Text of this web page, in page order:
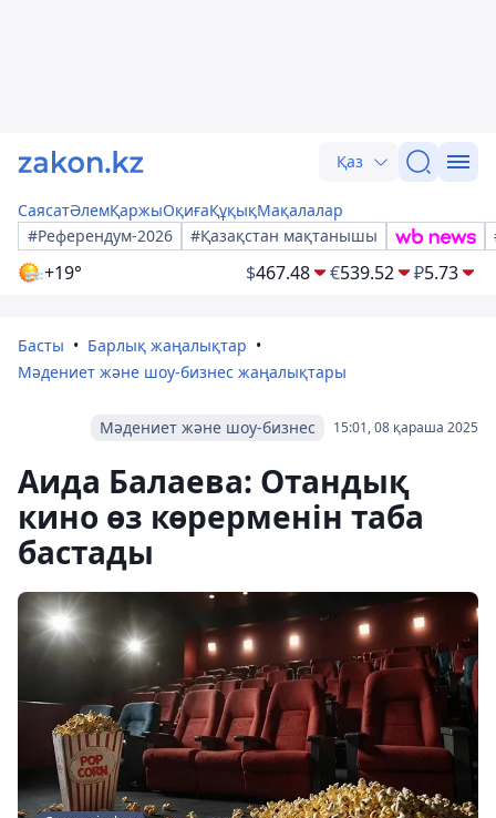
Қаз
СаясатӘлемҚаржыОқиғаҚұқықМақалалар
#Референдум-2026
#Қазақстан мақтанышы
+19° $467.48 €539.52 ₽5.73
Басты
Барлық жаңалықтар
Мәдениет және шоу-бизнес жаңалықтары
15:01, 08 қараша 2025
Мәдениет және шоу-бизнес
Аида Балаева: Отандық
кино өз көрерменін таба
бастады